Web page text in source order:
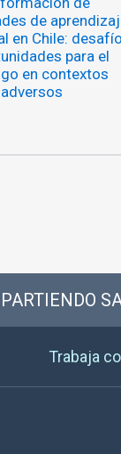
de
en Chile:
para el
en contextos
adversos
Trabaja